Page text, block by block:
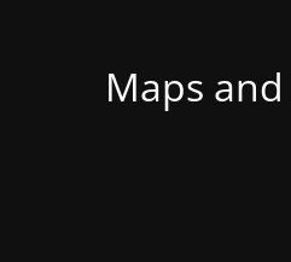
Maps